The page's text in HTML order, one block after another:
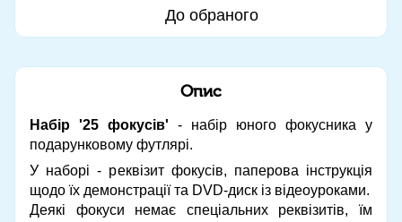
До обраного
Опис
Набір '25 фокусів' - набір юного фокусника у
подарунковому футлярі.
У наборі - реквізит фокусів, паперова інструкція
щодо їх демонстрації та DVD-диск із відеоуроками.
Деякі фокуси немає спеціальних реквізитів, їм